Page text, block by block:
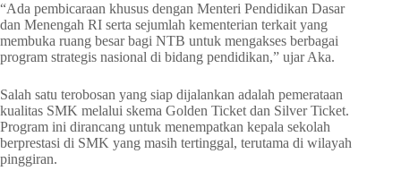
“Ada pembicaraan khusus dengan Menteri Pendidikan Dasar
dan Menengah RI serta sejumlah kementerian terkait yang
membuka ruang besar bagi NTB untuk mengakses berbagai
program strategis nasional di bidang pendidikan,” ujar Aka.
Salah satu terobosan yang siap dijalankan adalah pemerataan
kualitas SMK melalui skema Golden Ticket dan Silver Ticket.
Program ini dirancang untuk menempatkan kepala sekolah
berprestasi di SMK yang masih tertinggal, terutama di wilayah
pinggiran.